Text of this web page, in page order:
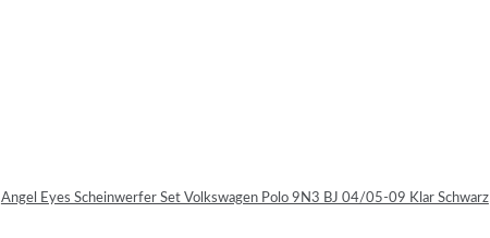
Angel Eyes Scheinwerfer Set Volkswagen Polo 9N3 BJ 04/05-09 Klar Schwarz